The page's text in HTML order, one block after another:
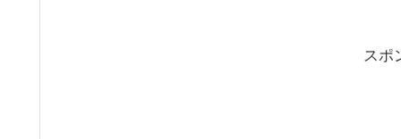
スポ